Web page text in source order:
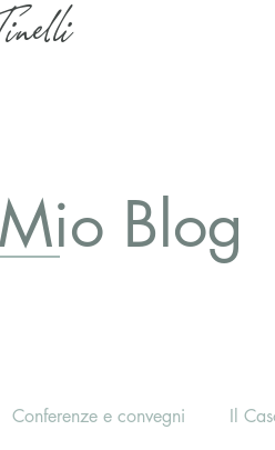
Blog
Conferenze e convegni Il